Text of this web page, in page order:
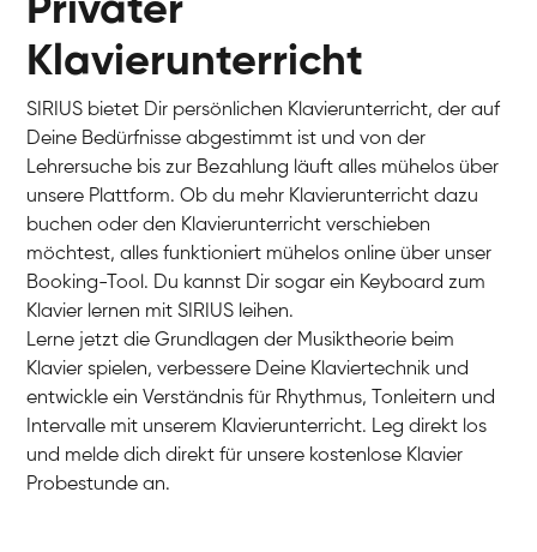
Charlotte
Klavier / Piano / Flügel
Privater
Klavierunterricht
SIRIUS bietet Dir persönlichen Klavierunterricht, der auf
Deine Bedürfnisse abgestimmt ist und von der
Lehrersuche bis zur Bezahlung läuft alles mühelos über
unsere Plattform. Ob du mehr Klavierunterricht dazu
buchen oder den Klavierunterricht verschieben
möchtest, alles funktioniert mühelos online über unser
Booking-Tool. Du kannst Dir sogar ein Keyboard zum
Klavier lernen mit SIRIUS leihen.
Lerne jetzt die Grundlagen der Musiktheorie beim
Klavier spielen, verbessere Deine Klaviertechnik und
entwickle ein Verständnis für Rhythmus, Tonleitern und
Intervalle mit unserem Klavierunterricht. Leg direkt los
und melde dich direkt für unsere kostenlose Klavier
Probestunde an.